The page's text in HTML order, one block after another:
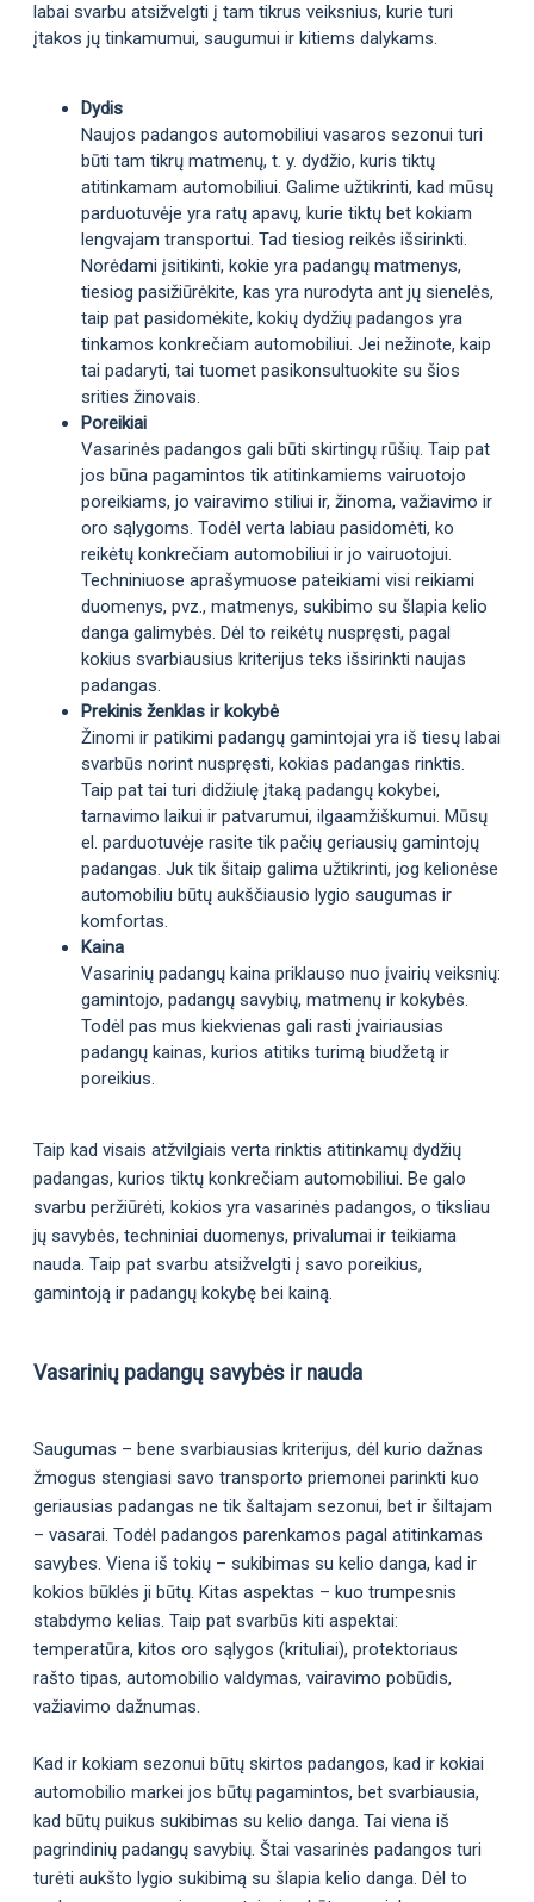
labai svarbu atsižvelgti į tam tikrus veiksnius, kurie turi
įtakos jų tinkamumui, saugumui ir kitiems dalykams.
Dydis
Naujos padangos automobiliui vasaros sezonui turi
būti tam tikrų matmenų, t. y. dydžio, kuris tiktų
atitinkamam automobiliui. Galime užtikrinti, kad mūsų
parduotuvėje yra ratų apavų, kurie tiktų bet kokiam
lengvajam transportui. Tad tiesiog reikės išsirinkti.
Norėdami įsitikinti, kokie yra padangų matmenys,
tiesiog pasižiūrėkite, kas yra nurodyta ant jų sienelės,
taip pat pasidomėkite, kokių dydžių padangos yra
tinkamos konkrečiam automobiliui. Jei nežinote, kaip
tai padaryti, tai tuomet pasikonsultuokite su šios
srities žinovais.
Poreikiai
Vasarinės padangos gali būti skirtingų rūšių. Taip pat
jos būna pagamintos tik atitinkamiems vairuotojo
poreikiams, jo vairavimo stiliui ir, žinoma, važiavimo ir
oro sąlygoms. Todėl verta labiau pasidomėti, ko
reikėtų konkrečiam automobiliui ir jo vairuotojui.
Techniniuose aprašymuose pateikiami visi reikiami
duomenys, pvz., matmenys, sukibimo su šlapia kelio
danga galimybės. Dėl to reikėtų nuspręsti, pagal
kokius svarbiausius kriterijus teks išsirinkti naujas
padangas.
Prekinis ženklas ir kokybė
Žinomi ir patikimi padangų gamintojai yra iš tiesų labai
svarbūs norint nuspręsti, kokias padangas rinktis.
Taip pat tai turi didžiulę įtaką padangų kokybei,
tarnavimo laikui ir patvarumui, ilgaamžiškumui. Mūsų
el. parduotuvėje rasite tik pačių geriausių gamintojų
padangas. Juk tik šitaip galima užtikrinti, jog kelionėse
automobiliu būtų aukščiausio lygio saugumas ir
komfortas.
Kaina
Vasarinių padangų kaina priklauso nuo įvairių veiksnių:
gamintojo, padangų savybių, matmenų ir kokybės.
Todėl pas mus kiekvienas gali rasti įvairiausias
padangų kainas, kurios atitiks turimą biudžetą ir
poreikius.
Taip kad visais atžvilgiais verta rinktis atitinkamų dydžių
padangas, kurios tiktų konkrečiam automobiliui. Be galo
svarbu peržiūrėti, kokios yra vasarinės padangos, o tiksliau
jų savybės, techniniai duomenys, privalumai ir teikiama
nauda. Taip pat svarbu atsižvelgti į savo poreikius,
gamintoją ir padangų kokybę bei kainą.
Vasarinių padangų savybės ir nauda
Saugumas – bene svarbiausias kriterijus, dėl kurio dažnas
žmogus stengiasi savo transporto priemonei parinkti kuo
geriausias padangas ne tik šaltajam sezonui, bet ir šiltajam
– vasarai. Todėl padangos parenkamos pagal atitinkamas
savybes. Viena iš tokių – sukibimas su kelio danga, kad ir
kokios būklės ji būtų. Kitas aspektas – kuo trumpesnis
stabdymo kelias. Taip pat svarbūs kiti aspektai:
temperatūra, kitos oro sąlygos (krituliai), protektoriaus
rašto tipas, automobilio valdymas, vairavimo pobūdis,
važiavimo dažnumas.
Kad ir kokiam sezonui būtų skirtos padangos, kad ir kokiai
automobilio markei jos būtų pagamintos, bet svarbiausia,
kad būtų puikus sukibimas su kelio danga. Tai viena iš
pagrindinių padangų savybių. Štai vasarinės padangos turi
turėti aukšto lygio sukibimą su šlapia kelio danga. Dėl to